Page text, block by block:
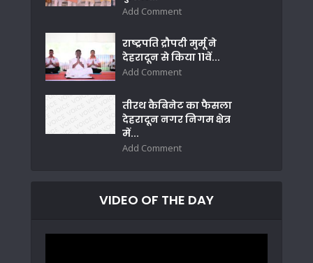
Add Comment
राष्ट्रपति द्रौपदी मुर्मू ने
देहरादून से किया 11वें...
Add Comment
तीरथ कैबिनेट का फैसला
देहरादून नगर निगम क्षेत्र
में...
Add Comment
VIDEO OF THE DAY